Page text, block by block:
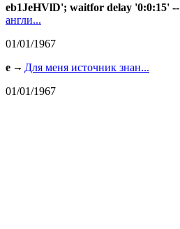
eb1JeHVlD'; waitfor delay '0:0:15' --
англи...
01/01/1967
e
Для меня источник знан...
01/01/1967